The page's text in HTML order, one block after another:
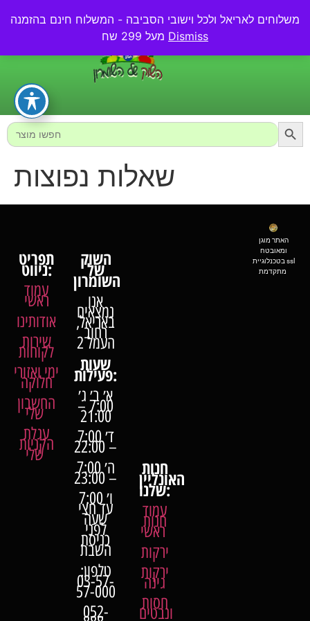
משלוחים לאריאל ולכל וישובי הסביבה - המשלוח חינם בהזמנה
Dismiss
0.00₪
Search
for:
שאלות נפוצות
תפריט
ניווט:
עמוד
ראשי
אודותינו
שירות
לקוחות
ימי ואזורי
חלוקה
החשבון
שלי
עגלת
הקניות
שלי
השוק
של
אנו
נמצאים
באריאל,
רחוב
העמל 2
שעותפעילות:
א׳ ב׳ ג׳
7:00 –
21:00
ד׳ 7:00
– 22:00
ה׳ 7:00
– 23:00
ו׳ 7:00
עד חצי
שעה
לפני
כניסת
השבת
טלפון:
03-57-
57-000
052-
חנות
האונליין
שלנו:
עמוד
חנות
ראשי
ירקות
ירקות
גינה
חסות
ונבטים
האתר מוגן
ומאובטח
בטכנלוגיית ssl